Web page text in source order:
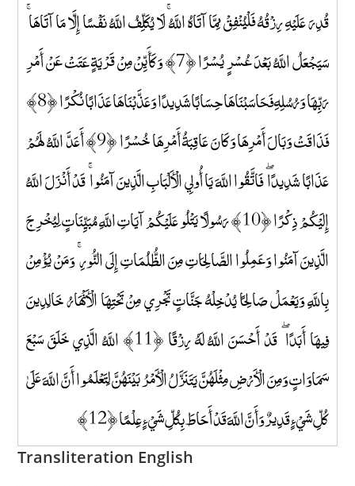
قُدِرَ عَلَيْهِ رِزْقُهُ فَلْيُنْفِقْ مِمَّا آتَاهُ اللَّهُ ۚ لَا يُكَلِّفُ اللَّهُ نَفْسًا إِلَّا مَا آتَاهَا ۚ
سَيَجْعَلُ اللَّهُ بَعْدَ عُسْرٍ يُسْرًا ﴿7﴾ وَكَأَيِّنْ مِنْ قَرْيَةٍ عَتَتْ عَنْ أَمْرِ
رَبِّهَا وَرُسُلِهِ فَحَاسَبْنَاهَا حِسَابًا شَدِيدًا وَعَذَّبْنَاهَا عَذَابًا نُكْرًا ﴿8﴾
فَذَاقَتْ وَبَالَ أَمْرِهَا وَكَانَ عَاقِبَةُ أَمْرِهَا خُسْرًا ﴿9﴾ أَعَدَّ اللَّهُ لَهُمْ
عَذَابًا شَدِيدًا ۖ فَاتَّقُوا اللَّهَ يَا أُولِي الْأَلْبَابِ الَّذِينَ آمَنُوا ۚ قَدْ أَنْزَلَ اللَّهُ
إِلَيْكُمْ ذِكْرًا ﴿10﴾ رَسُولًا يَتْلُو عَلَيْكُمْ آيَاتِ اللَّهِ مُبَيِّنَاتٍ لِيُخْرِجَ
الَّذِينَ آمَنُوا وَعَمِلُوا الصَّالِحَاتِ مِنَ الظُّلُمَاتِ إِلَى النُّورِ ۚ وَمَنْ يُؤْمِنْ
بِاللَّهِ وَيَعْمَلْ صَالِحًا يُدْخِلْهُ جَنَّاتٍ تَجْرِي مِنْ تَحْتِهَا الْأَنْهَارُ خَالِدِينَ
فِيهَا أَبَدًا ۖ قَدْ أَحْسَنَ اللَّهُ لَهُ رِزْقًا ﴿11﴾ اللَّهُ الَّذِي خَلَقَ سَبْعَ
سَمَاوَاتٍ وَمِنَ الْأَرْضِ مِثْلَهُنَّ يَتَنَزَّلُ الْأَمْرُ بَيْنَهُنَّ لِتَعْلَمُوا أَنَّ اللَّهَ عَلَىٰ
كُلِّ شَيْءٍ قَدِيرٌ وَأَنَّ اللَّهَ قَدْ أَحَاطَ بِكُلِّ شَيْءٍ عِلْمًا ﴿12﴾
Transliteration English